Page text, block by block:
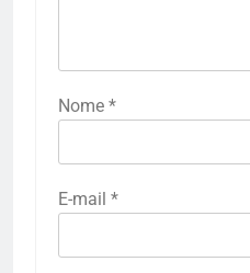
Nome *
E-mail *